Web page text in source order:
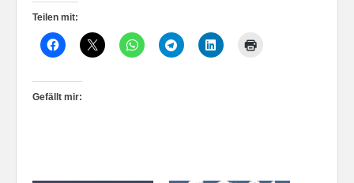
Teilen mit:
Gefällt mir: